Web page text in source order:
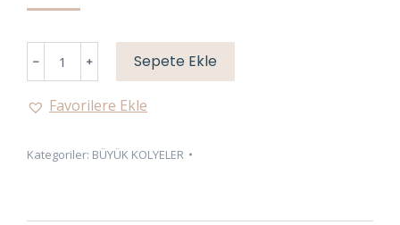
PUL
adet
Sepete Ekle
Favorilere Ekle
Kategoriler: BÜYÜK KOLYELER